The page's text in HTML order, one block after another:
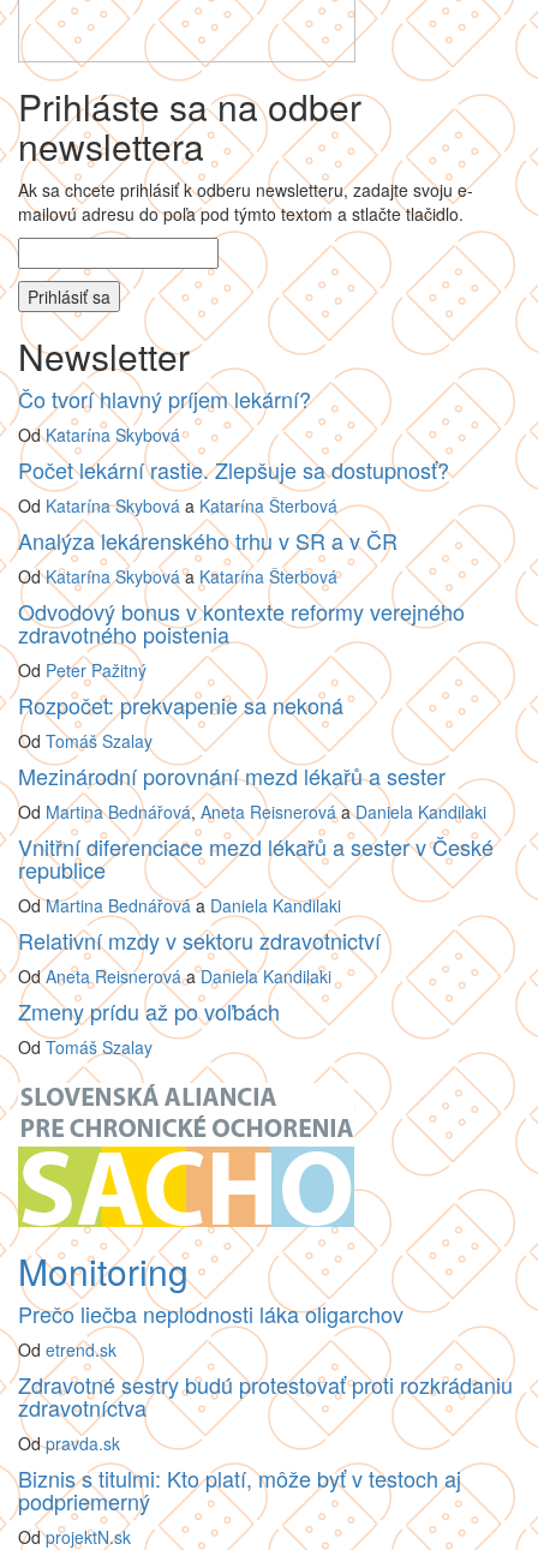
Prihláste sa na odber
newslettera
Ak sa chcete prihlásiť k odberu newsletteru, zadajte svoju e-
mailovú adresu do poľa pod týmto textom a stlačte tlačidlo.
Newsletter
Čo tvorí hlavný príjem lekární?
OdKatarína Skybová
Počet lekární rastie. Zlepšuje sa dostupnosť?
Od Katarína Skybová a Katarína Šterbová
Analýza lekárenského trhu v SR a v ČR
OdKatarína Skybováa Katarína Šterbová
Odvodový bonus v kontexte reformy verejného
zdravotného poistenia
Od Peter Pažitný
Rozpočet: prekvapenie sa nekoná
Od Tomáš Szalay
Mezinárodní porovnání mezd lékařů a sester
Od Martina Bednářová,Aneta ReisnerováaDaniela Kandilaki
Vnitřní diferenciace mezd lékařů a sester v České
republice
OdMartina Bednářováa Daniela Kandilaki
Relativní mzdy v sektoru zdravotnictví
OdAneta ReisnerováaDaniela Kandilaki
Zmeny prídu až po voľbách
Od Tomáš Szalay
Monitoring
Prečo liečba neplodnosti láka oligarchov
Od etrend.sk
Zdravotné sestry budú protestovať proti rozkrádaniu
zdravotníctva
Odpravda.sk
Biznis s titulmi: Kto platí, môže byť v testoch aj
podpriemerný
OdprojektN.sk